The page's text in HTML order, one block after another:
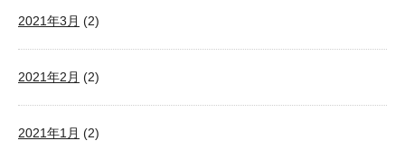
2021年3月 (2)
2021年2月 (2)
2021年1月 (2)